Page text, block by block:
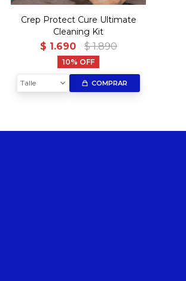
Crep Protect Cure Ultimate
Cleaning Kit
$ 1.690 $ 1.890
10
Talle COMPRAR